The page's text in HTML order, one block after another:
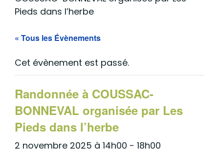
Pieds dans l’herbe
« Tous les Évènements
Cet évènement est passé.
Randonnée à COUSSAC-
BONNEVAL organisée par Les
Pieds dans l’herbe
2 novembre 2025 à 14h00 - 18h00